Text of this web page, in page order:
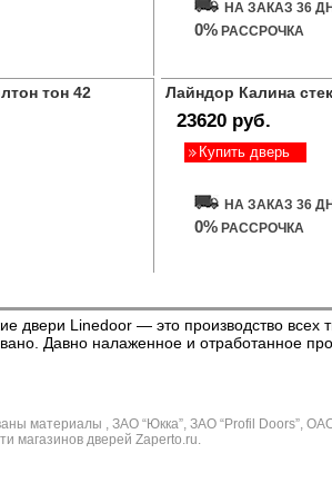
НА ЗАКАЗ 36
0% РАССРОЧКА
тон 42 Лайндор Калина
23620 руб.
Купить дверь
НА ЗАКАЗ 36
0% РАССРОЧКА
двери Linedoor — это производство всех
Давно налаженное и отработанное
материалы , ЗАО “Юкка”, ЗАО “Profil Doors”,
магазинов дверей Zaperto.ru.